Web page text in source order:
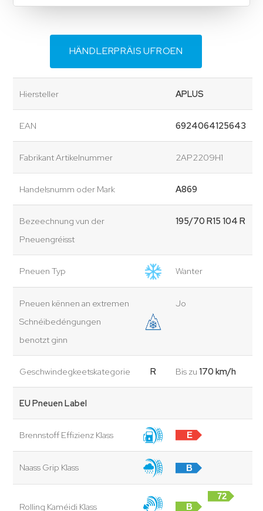
HÄNDLERPRÄIS UFROEN
Hiersteller APLUS
EAN 6924064125643
Fabrikant Artikelnummer 2AP2209H1
Handelsnumm oder Mark A869
Bezeechnung vun der
Pneuengréisst
195/70 R15 104 R
Pneuen Typ Wanter
Pneuen kënnen an extremen
Schnéibedéngungen
benotzt ginn
Jo
Geschwindegkeetskategorie R Bis zu 170 km/h
EU Pneuen Label
Brennstoff Effizienz Klass E
Naass Grip Klass B
Rolling Kaméidi Klass B
72